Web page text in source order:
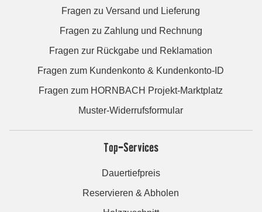
Fragen zu Versand und Lieferung
Fragen zu Zahlung und Rechnung
Fragen zur Rückgabe und Reklamation
Fragen zum Kundenkonto & Kundenkonto-ID
Fragen zum HORNBACH Projekt-Marktplatz
Muster-Widerrufsformular
Top-Services
Dauertiefpreis
Reservieren & Abholen